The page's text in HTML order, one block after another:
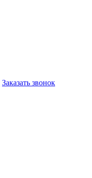
Заказать звонок